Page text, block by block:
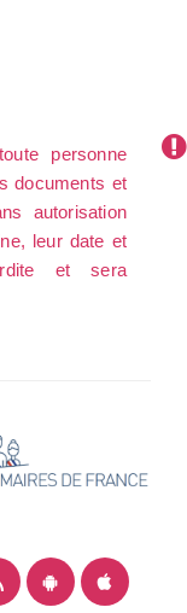
personne
documents et
autorisation
leur date et
et sera